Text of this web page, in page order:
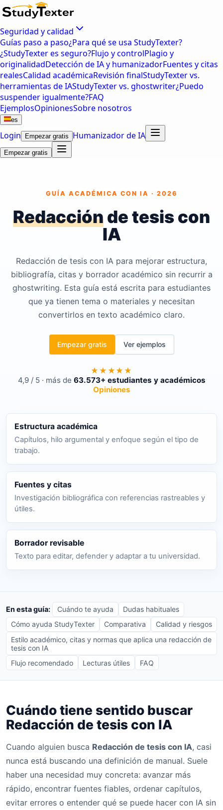
Seguridad y calidad
Guías paso a paso¿Para qué se usa StudyTexter?
¿StudyTexter es seguro?Flujo y controlPlagio y
originalidadDetección de IA y humanizadorFuentes y citas
realesCalidad académicaRevisión finalStudyTexter vs.
herramientas de IAStudyTexter vs. ghostwriter¿Puedo
suspender igualmente?FAQ
EjemplosOpinionesSobre nosotros
es
Login Empezar gratis Humanizador de IA
Empezar gratis
GUÍA ACADÉMICA CON IA · 2026
Redacciónde tesis con
IA
Redacción de tesis con IA para mejorar estructura,
bibliografía, citas y borrador académico sin recurrir a
ghostwriting. Esta guía está escrita para estudiantes
que ya tienen tema o materiales y necesitan
convertirlos en texto académico claro.
Empezar gratis Ver ejemplos
★★★★★
4,9 / 5 · más de 63.573+ estudiantes y académicos
Opiniones
Estructura académica
Capítulos, hilo argumental y enfoque según el tipo de
trabajo.
Fuentes y citas
Investigación bibliográfica con referencias rastreables y
útiles.
Borrador revisable
Texto para editar, defender y adaptar a tu universidad.
En esta guía: Cuándo te ayuda
Dudas habituales
Cómo ayuda StudyTexter
Comparativa
Calidad y riesgos
Estilo académico, citas y normas que aplica una redacción de
tesis con IA
Flujo recomendado
Lecturas útiles FAQ
Cuándo tiene sentido buscar
Redacción de tesis con IA
Cuando alguien busca Redacción de tesis con IA, casi
nunca está buscando una definición de manual. Suele
haber una necesidad muy concreta: avanzar más
rápido, encontrar fuentes fiables, ordenar capítulos,
evitar errores o entender qué se puede hacer con IA sin